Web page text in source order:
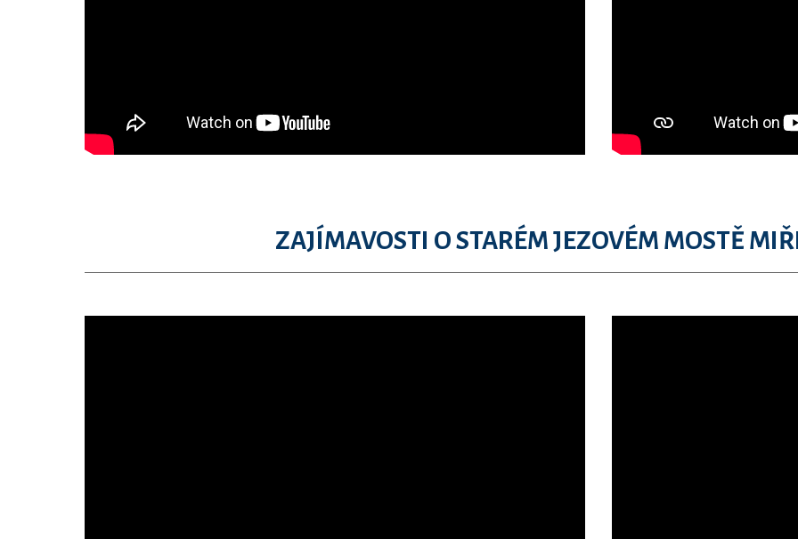
ZAJÍMAVOSTI O STARÉM JEZOVÉM MOSTĚ